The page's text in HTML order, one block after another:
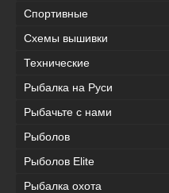
Спортивные
Схемы вышивки
Технические
Рыбалка на Руси
Рыбачьте с нами
Рыболов
Рыболов Elite
Рыбалка охота